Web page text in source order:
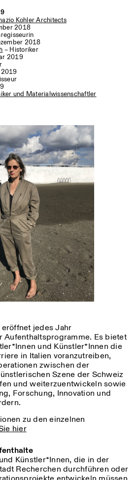
Kohler Architects
2018
2018
– Historiker
2019
und Materialwissenschaftler
jedes Jahr
Aufenthaltsprogramme. Es bietet
und Künstler*Innen die
in Italien voranzutreiben,
zwischen der
Szene der Schweiz
und weiterzuentwickeln sowie
Forschung, Innovation und
zu den einzelnen
hier
Künstler*Innen, die in der
Recherchen durchführen oder